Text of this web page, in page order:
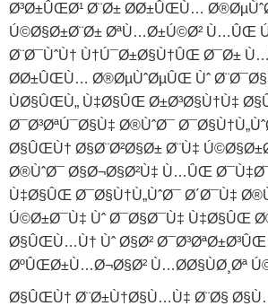
Ø³Ø±ÛŒØ¹ Ø¨Ø± Ø­Ø±ÛŒÙ…
Ú©Ø§Ø±Ø¨Ø± ØªÙ…Ø±Ú©Ø² Ù…ÛŒ
Ø¨Ø¯ÙˆÙ† Ù†Ú¯Ø±Ø§Ù†ÛŒ Ø¯Ø±
Ø­Ø±ÛŒÙ… Ø®ØµÙˆØµÛŒ Ùˆ
ÙØ§ÛŒÙ„ Ù‡Ø§ÛŒ Ø±Ø³Ø§Ù†Ù‡
Ø¯Ø³ØªÚ¯Ø§Ù‡ Ø®ÙˆØ¯
Ø§ÛŒÙ† Ø§Ø¨Ø²Ø§Ø± Ø¨Ù‡
Ø®ÙˆØ¯ Ø§Ø¬Ø§Ø²Ù‡ Ù…ÛŒ
Ù‡Ø§ÛŒ Ø¯Ø§Ù†Ù„ÙˆØ¯ Ø´Ø¯Ù‡
Ú©Ø±Ø¯Ù‡ Ùˆ Ø¯Ø§Ø¯Ù‡ Ù‡Ø§ÛŒ
Ø§ÛŒÙ…Ù† Ùˆ Ø§Ø²
ØºÛŒØ±Ù…Ø¬Ø§Ø² Ù…Ø­Ø§ÙØ¸Øª
Ø§ÛŒÙ† Ø¨Ø±Ù†Ø§Ù…Ù‡ Ø¨Ø§